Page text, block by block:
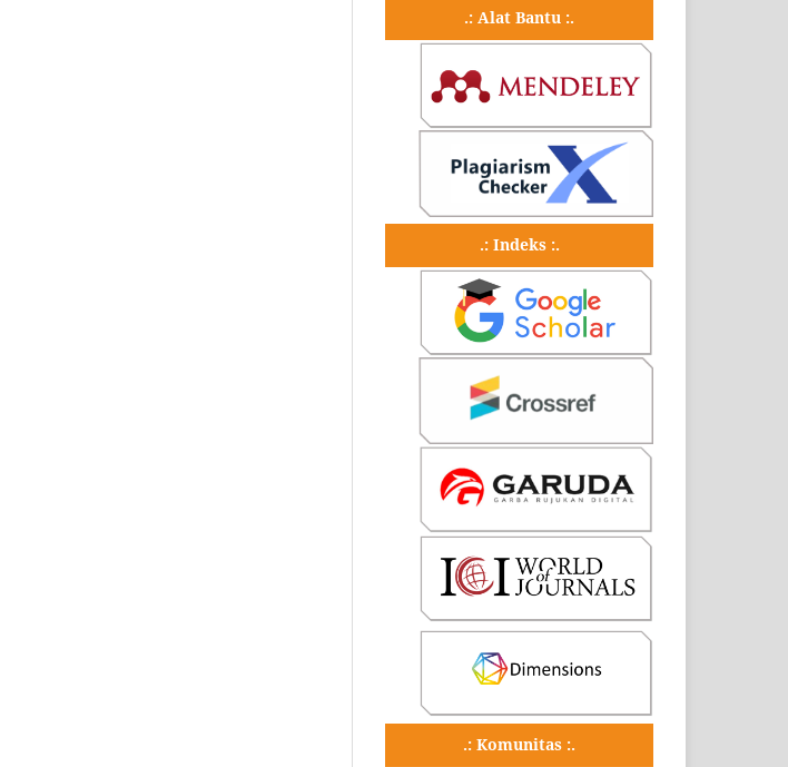
.: Alat Bantu :.
.: Indeks :.
.: Komunitas :.